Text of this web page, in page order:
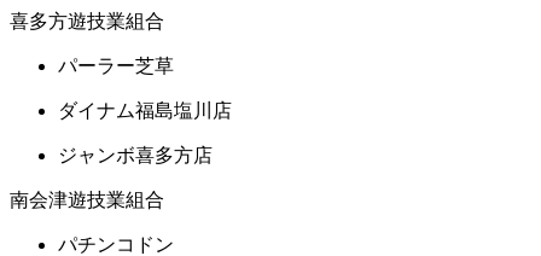
喜多方遊技業組合
パーラー芝草
ダイナム福島塩川店
ジャンボ喜多方店
南会津遊技業組合
パチンコドン